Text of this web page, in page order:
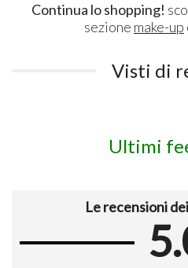
Continua lo shopping!
sezione make-up
Visti di
Ultimi
Le recensioni